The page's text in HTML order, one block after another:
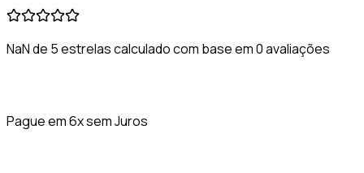
NaN de 5 estrelas calculado com base em 0 avaliações
Pague em 6x sem Juros